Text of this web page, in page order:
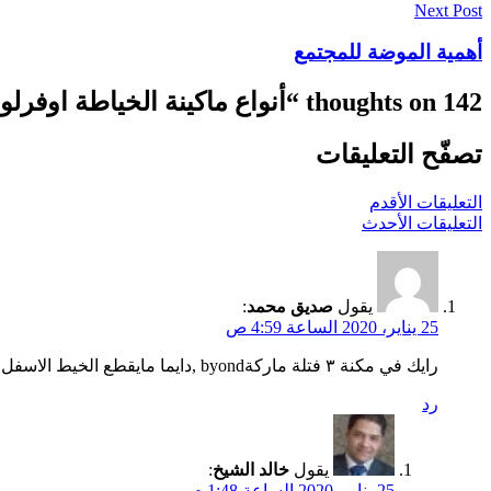
Next Post
أهمية الموضة للمجتمع
142 thoughts on “
أنواع ماكينة الخياطة
تصفّح التعليقات
التعليقات الأقدم
التعليقات الأحدث
يقول صديق محمد:
25 يناير، 2020 الساعة 4:59 ص
رايك في مكنة ٣ فتلة ماركةbyond ,دايما مايقطع الخيط الاسفل ماالسبب؟
رد
يقول خالد الشيخ: